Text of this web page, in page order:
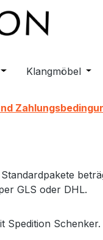
Öffne oder Schließe
Klangmöbel
GLS oder DHL.
Spedition